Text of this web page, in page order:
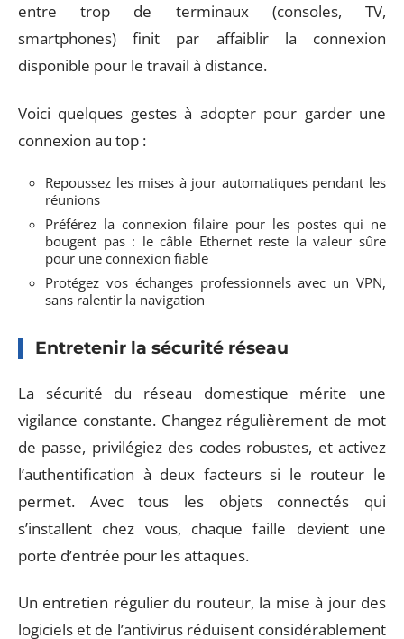
entre trop de terminaux (consoles, TV,
smartphones) finit par affaiblir la connexion
disponible pour le travail à distance.
Voici quelques gestes à adopter pour garder une
connexion au top :
Repoussez les mises à jour automatiques pendant les
réunions
Préférez la connexion filaire pour les postes qui ne
bougent pas : le câble Ethernet reste la valeur sûre
pour une connexion fiable
Protégez vos échanges professionnels avec un VPN,
sans ralentir la navigation
Entretenir la sécurité réseau
La sécurité du réseau domestique mérite une
vigilance constante. Changez régulièrement de mot
de passe, privilégiez des codes robustes, et activez
l’authentification à deux facteurs si le routeur le
permet. Avec tous les objets connectés qui
s’installent chez vous, chaque faille devient une
porte d’entrée pour les attaques.
Un entretien régulier du routeur, la mise à jour des
logiciels et de l’antivirus réduisent considérablement